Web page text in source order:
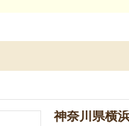
神奈川県横